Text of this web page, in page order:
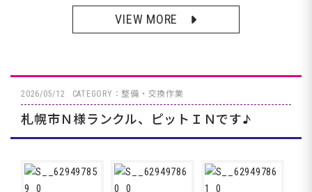
VIEW MORE
2026/05/12 CATEGORY：整備・交換作業
札幌市Ｎ様ランクル、ピットＩＮです♪